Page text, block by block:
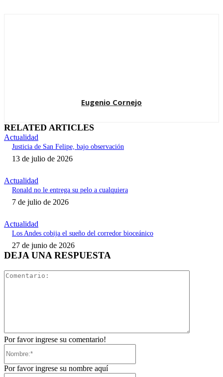
Eugenio Cornejo
RELATED ARTICLES
Actualidad
Justicia de San Felipe, bajo observación
13 de julio de 2026
Actualidad
Ronald no le entrega su pelo a cualquiera
7 de julio de 2026
Actualidad
Los Andes cobija el sueño del corredor bioceánico
27 de junio de 2026
DEJA UNA RESPUESTA
Por favor ingrese su comentario!
Por favor ingrese su nombre aquí